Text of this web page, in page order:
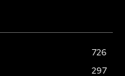
726
297